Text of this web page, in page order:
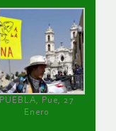
PUEBLA, Pue, 27
Enero